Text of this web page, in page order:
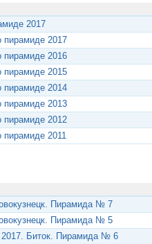
2017
пирамиде 2017
пирамиде 2016
пирамиде 2015
пирамиде 2014
пирамиде 2013
пирамиде 2012
пирамиде 2011
Пирамида № 7
Пирамида № 5
2017. Биток. Пирамида № 6